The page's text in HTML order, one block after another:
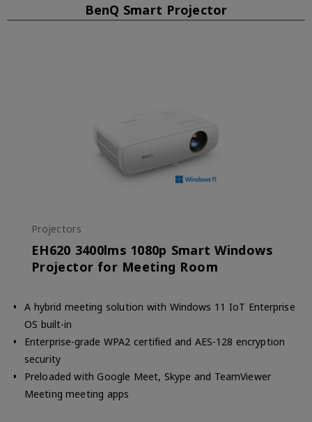
BenQ Smart Projector
Projectors
EH620 3400lms 1080p Smart Windows
Projector for Meeting Room
A hybrid meeting solution with Windows 11 IoT Enterprise
OS built-in
Enterprise-grade WPA2 certified and AES-128 encryption
security
Preloaded with Google Meet, Skype and TeamViewer
Meeting meeting apps